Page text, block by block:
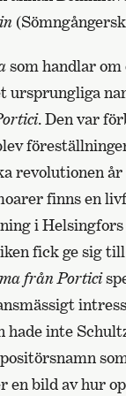
som handlar om
ursprungliga
. Den var
revolutionen år
finns en
i Helsingfors
fick ge sig
från Portici
hade inte
en bild av hur